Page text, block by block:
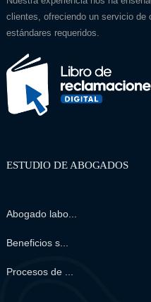
clientes, ofreciendo un servicio de
estándares requeridos.
ESTUDIO DE ABOGADOS
Abogado labo...
Beneficios s...
Procesos de ...